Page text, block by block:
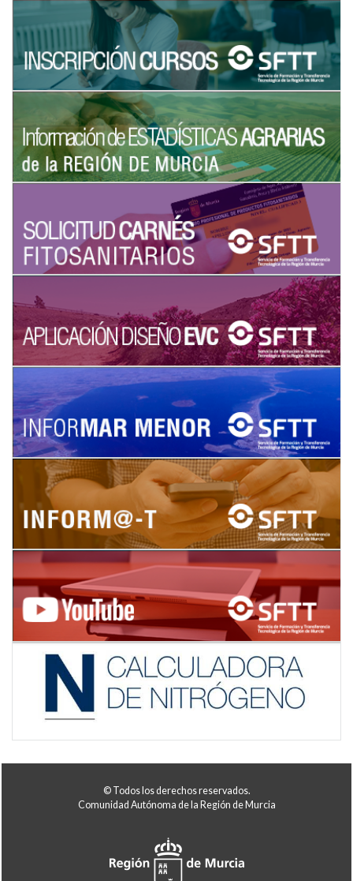
© Todos los derechos reservados.
Comunidad Autónoma de la Región de Murcia